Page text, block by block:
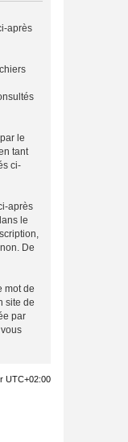
après
le
tant
ci-
après
le
De
mot de
site de
par
UTC+02:00